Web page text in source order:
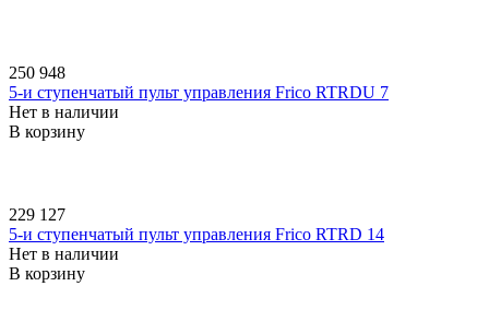
250 948
5-и ступенчатый пульт управления Frico RTRDU 7
Нет в наличии
В корзину
229 127
5-и ступенчатый пульт управления Frico RTRD 14
Нет в наличии
В корзину